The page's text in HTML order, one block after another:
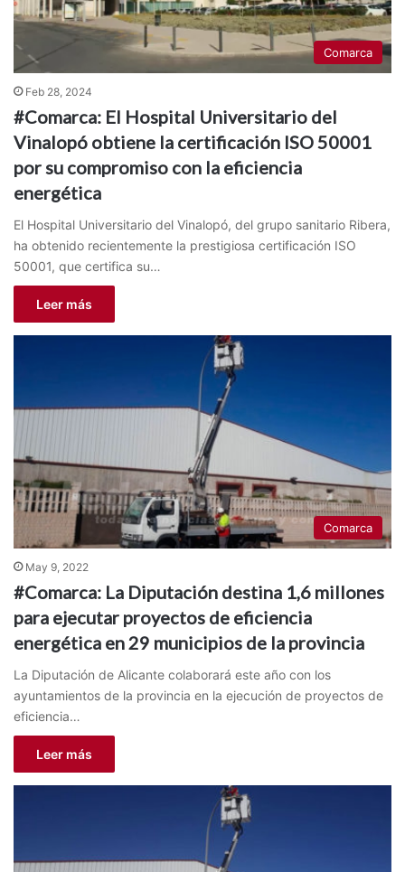
Comarca
Feb 28, 2024
#Comarca: El Hospital Universitario del
Vinalopó obtiene la certificación ISO 50001
por su compromiso con la eficiencia
energética
El Hospital Universitario del Vinalopó, del grupo sanitario Ribera,
ha obtenido recientemente la prestigiosa certificación ISO
50001, que certifica su…
Leer más
Comarca
May 9, 2022
#Comarca: La Diputación destina 1,6 millones
para ejecutar proyectos de eficiencia
energética en 29 municipios de la provincia
La Diputación de Alicante colaborará este año con los
ayuntamientos de la provincia en la ejecución de proyectos de
eficiencia…
Leer más